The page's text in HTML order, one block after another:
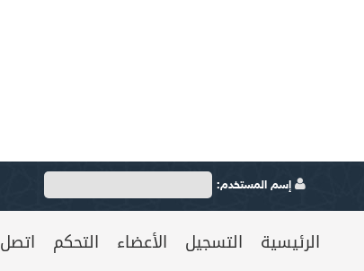
إسم المستخدم:
الرئيسية التسجيل الأعضاء التحكم